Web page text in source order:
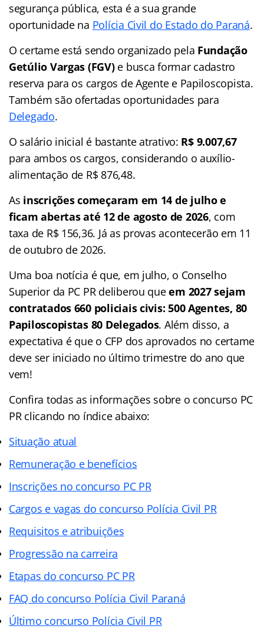
segurança pública, esta é a sua grande
oportunidade na Polícia Civil do Estado do Paraná.
O certame está sendo organizado pela Fundação
Getúlio Vargas (FGV)e busca formar cadastro
reserva para os cargos de Agente e Papiloscopista.
Também são ofertadas oportunidades para
Delegado.
O salário inicial é bastante atrativo: R$ 9.007,67
para ambos os cargos, considerando o auxílio-
alimentação de R$ 876,48.
As inscrições começaram em 14 de julho e
ficam abertas até 12 de agosto de 2026, com
taxa de R$ 156,36. Já as provas acontecerão em 11
de outubro de 2026.
Uma boa notícia é que, em julho, o Conselho
Superior da PC PR deliberou queem 2027 sejam
contratados 660 policiais civis: 500 Agentes, 80
Papiloscopistas 80 Delegados. Além disso, a
expectativa é que o CFP dos aprovados no certame
deve ser iniciado no último trimestre do ano que
vem!
Confira todas as informações sobre o concurso PC
PR clicando no índice abaixo:
Situação atual
Remuneração e benefícios
Inscrições no concurso PC PR
Cargos e vagas do concurso Polícia Civil PR
Requisitos e atribuições
Progressão na carreira
Etapas do concurso PC PR
FAQ do concurso Polícia Civil Paraná
Último concurso Polícia Civil PR